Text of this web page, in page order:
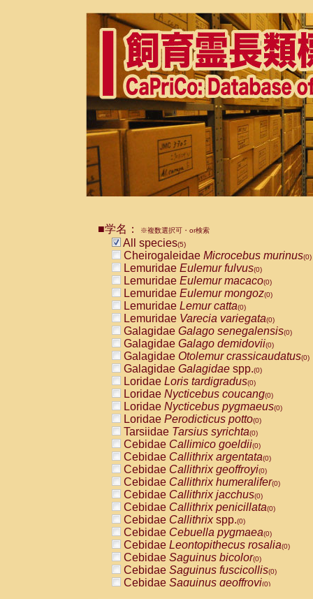
■学名： ※複数選択可・or検索
All species(5)
Cheirogaleidae Microcebus murinus(0)
Lemuridae Eulemur fulvus(0)
Lemuridae Eulemur macaco(0)
Lemuridae Eulemur mongoz(0)
Lemuridae Lemur catta(0)
Lemuridae Varecia variegata(0)
Galagidae Galago senegalensis(0)
Galagidae Galago demidovii(0)
Galagidae Otolemur crassicaudatus(0)
Galagidae Galagidae spp.(0)
Loridae Loris tardigradus(0)
Loridae Nycticebus coucang(0)
Loridae Nycticebus pygmaeus(0)
Loridae Perodicticus potto(0)
Tarsiidae Tarsius syrichta(0)
Cebidae Callimico goeldii(0)
Cebidae Callithrix argentata(0)
Cebidae Callithrix geoffroyi(0)
Cebidae Callithrix humeralifer(0)
Cebidae Callithrix jacchus(0)
Cebidae Callithrix penicillata(0)
Cebidae Callithrixspp.(0)
Cebidae Cebuella pygmaea(0)
Cebidae Leontopithecus rosalia(0)
Cebidae Saguinus bicolor(0)
Cebidae Saguinus fuscicollis(0)
Cebidae Saguinus geoffroyi(0)